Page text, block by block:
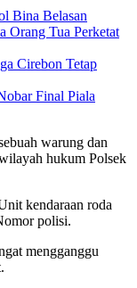
Bina Belasan
Orang Tua Perketat
Cirebon Tetap
Final Piala
warung dan
hukum Polsek
kendaraan roda
polisi.
mengganggu